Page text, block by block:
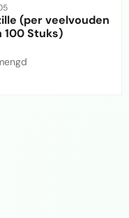
(per veelvouden
100 Stuks)